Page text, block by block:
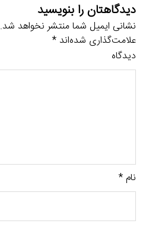
دیدگاهتان را بنویسید
نشانی ایمیل شما منتشر نخواهد شد.
علامت‌گذاری شده‌اند*
دیدگاه
نام*